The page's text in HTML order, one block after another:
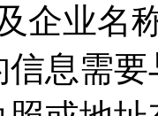
企业名
信息需